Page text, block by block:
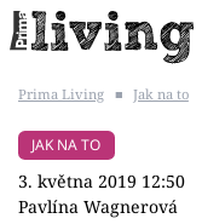
BYDLENÍ SLAVNÝCH
Prima Living ■ Jak na to
JAK NA TO
3. května 2019 12:50
Pavlína Wagnerová